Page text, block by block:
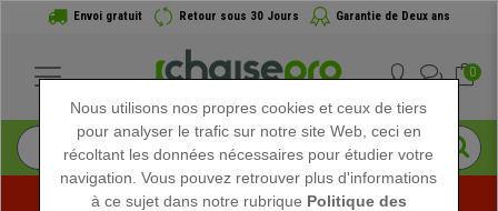
Envoi gratuit Retour sous 30 Jours Garantie de Deux ans
0
Nous utilisons nos propres cookies et ceux de tiers
pour analyser le trafic sur notre site Web, ceci en
récoltant les données nécessaires pour étudier votre
navigation. Vous pouvez retrouver plus d'informations
à ce sujet dans notre rubrique Politique des